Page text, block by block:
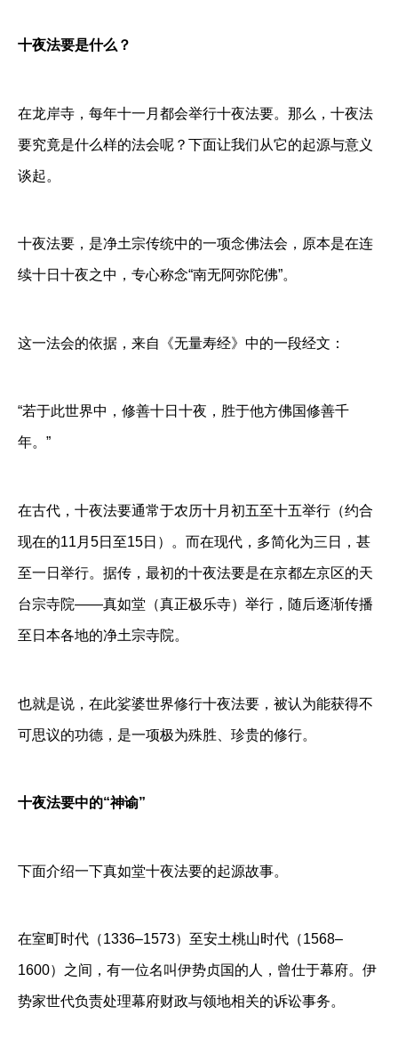
十夜法要是什么？
在龙岸寺，每年十一月都会举行十夜法要。那么，十夜法
要究竟是什么样的法会呢？下面让我们从它的起源与意义
谈起。
十夜法要，是净土宗传统中的一项念佛法会，原本是在连
续十日十夜之中，专心称念“南无阿弥陀佛”。
这一法会的依据，来自《无量寿经》中的一段经文：
“若于此世界中，修善十日十夜，胜于他方佛国修善千
年。”
在古代，十夜法要通常于农历十月初五至十五举行（约合
现在的11月5日至15日）。而在现代，多简化为三日，甚
至一日举行。据传，最初的十夜法要是在京都左京区的天
台宗寺院——真如堂（真正极乐寺）举行，随后逐渐传播
至日本各地的净土宗寺院。
也就是说，在此娑婆世界修行十夜法要，被认为能获得不
可思议的功德，是一项极为殊胜、珍贵的修行。
十夜法要中的“神谕”
下面介绍一下真如堂十夜法要的起源故事。
在室町时代（1336–1573）至安土桃山时代（1568–
1600）之间，有一位名叫伊势贞国的人，曾仕于幕府。伊
势家世代负责处理幕府财政与领地相关的诉讼事务。